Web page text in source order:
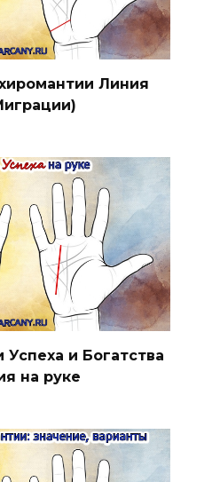
Линия
и Богатства
на руке